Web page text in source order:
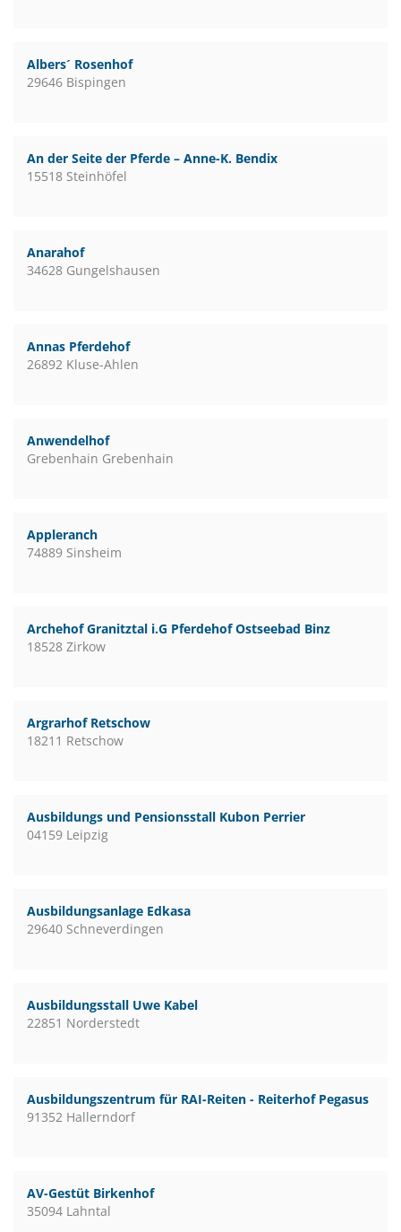
Albers´ Rosenhof
29646 Bispingen
An der Seite der Pferde – Anne-K. Bendix
15518 Steinhöfel
Anarahof
34628 Gungelshausen
Annas Pferdehof
26892 Kluse-Ahlen
Anwendelhof
Grebenhain Grebenhain
Appleranch
74889 Sinsheim
Archehof Granitztal i.G Pferdehof Ostseebad Binz
18528 Zirkow
Argrarhof Retschow
18211 Retschow
Ausbildungs und Pensionsstall Kubon Perrier
04159 Leipzig
Ausbildungsanlage Edkasa
29640 Schneverdingen
Ausbildungsstall Uwe Kabel
22851 Norderstedt
Ausbildungszentrum für RAI-Reiten - Reiterhof Pegasus
91352 Hallerndorf
AV-Gestüt Birkenhof
35094 Lahntal